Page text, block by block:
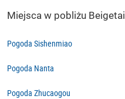
Miejsca w pobliżu Beigetai
Pogoda Sishenmiao
Pogoda Nanta
Pogoda Zhucaogou